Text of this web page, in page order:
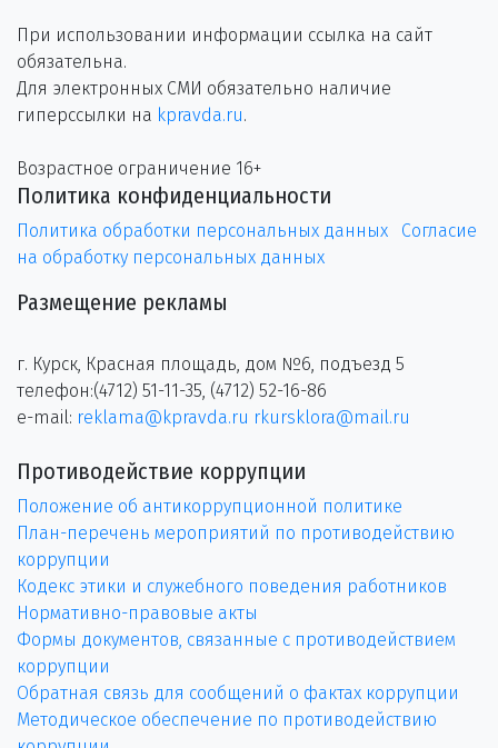
При использовании информации ссылка на сайт
обязательна.
Для электронных СМИ обязательно наличие
гиперссылки на kpravda.ru.
Возрастное ограничение 16+
Политика конфиденциальности
Политика обработки персональных данных
Согласие
на обработку персональных данных
Размещение рекламы
г. Курск, Красная площадь, дом №6, подъезд 5
телефон:(4712) 51-11-35, (4712) 52-16-86
e-mail: reklama@kpravda.ru rkursklora@mail.ru
Противодействие коррупции
Положение об антикоррупционной политике
План-перечень мероприятий по противодействию
коррупции
Кодекс этики и служебного поведения работников
Нормативно-правовые акты
Формы документов, связанные с противодействием
коррупции
Обратная связь для сообщений о фактах коррупции
Методическое обеспечение по противодействию